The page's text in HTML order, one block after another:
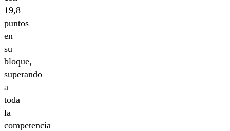
19,8
puntos
en
su
bloque,
superando
a
toda
la
competencia